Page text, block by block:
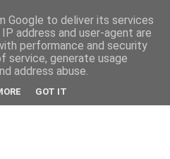
Google to deliver its services
address and user-agent are
performance and security
service, generate usage
address abuse.
GOT IT